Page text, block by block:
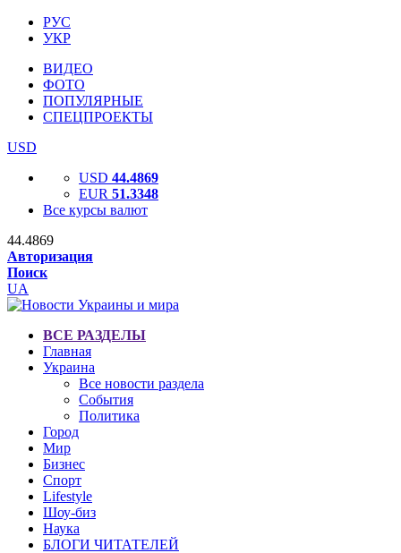
РУС
УКР
ВИДЕО
ФОТО
ПОПУЛЯРНЫЕ
СПЕЦПРОЕКТЫ
USD
USD 44.4869
EUR 51.3348
Все курсы валют
44.4869
Авторизация
Поиск
UA
ВСЕ РАЗДЕЛЫ
Главная
Украина
Все новости раздела
События
Политика
Город
Мир
Бизнес
Спорт
Lifestyle
Шоу-биз
Наука
БЛОГИ ЧИТАТЕЛЕЙ